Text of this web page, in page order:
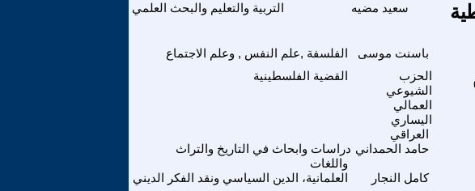
التربية والتعليم والبحث العلمي سعيد مضيه
الفلسفة ,علم النفس , وعلم الاجتماع باسنت موسى
القضية الفلسطينية
الحزب
الشيوعي
العمالي
اليساري
العراقي
دراسات وابحاث في التاريخ والتراث
واللغات
حامد الحمداني
العلمانية، الدين السياسي ونقد الفكر الديني كامل النجار